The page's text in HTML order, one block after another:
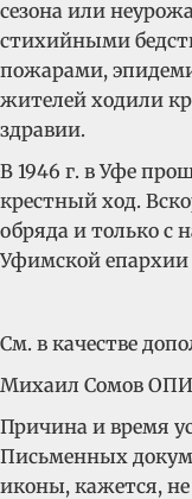
сезона или
стихийными
пожарами,
жителей ходили
здравии.
В 1946 г. в Уфе
крестный ход.
обряда и только с
Уфимской епархии
См. в качестве
Михаил Сомов
Причина и время
Письменных
иконы, кажется,